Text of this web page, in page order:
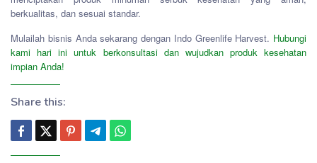
berkualitas, dan sesuai standar.
Mulailah bisnis Anda sekarang dengan Indo Greenlife Harvest. Hubungi
kami hari ini untuk berkonsultasi dan wujudkan produk kesehatan
impian Anda!
Share this: